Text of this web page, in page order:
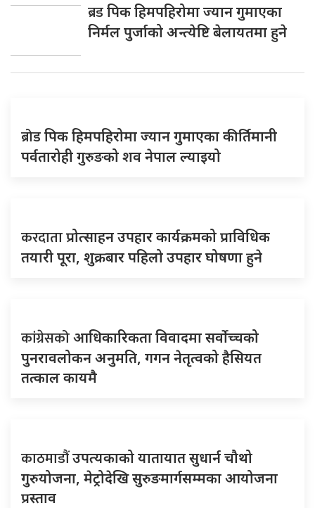
ब्रडपिक हिमपहिरोमा ज्यान गुमाएका
निर्मल पुर्जाको अन्त्येष्टि बेलायतमा हुने
ब्रोडपिक हिमपहिरोमा ज्यान गुमाएका कीर्तिमानी
पर्वतारोही गुरुङको शव नेपाल ल्याइयो
करदाताप्रोत्साहन उपहार कार्यक्रमको प्राविधिक
तयारी पूरा, शुक्रबार पहिलो उपहार घोषणा हुने
कांग्रेसकोआधिकारिकता विवादमा सर्वोच्चको
पुनरावलोकन अनुमति, गगन नेतृत्वको हैसियत
तत्काल कायमै
काठमाडौंउपत्यकाको यातायात सुधार्न चौथो
गुरुयोजना, मेट्रोदेखि सुरुङमार्गसम्मका आयोजना
प्रस्ताव